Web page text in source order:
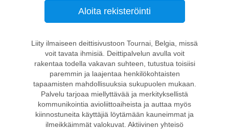
Aloita rekisteröinti
Liity ilmaiseen deittisivustoon Tournai, Belgia, missä
voit tavata ihmisiä. Deittipalvelun avulla voit
rakentaa todella vakavan suhteen, tutustua toisiisi
paremmin ja laajentaa henkilökohtaisten
tapaamisten mahdollisuuksia sukupuolen mukaan.
Palvelu tarjoaa miellyttävää ja merkityksellistä
kommunikointia avioliittoaiheista ja auttaa myös
kiinnostuneita käyttäjiä löytämään kauneimmat ja
ilmeikkäimmät valokuvat. Aktiivinen yhteisö